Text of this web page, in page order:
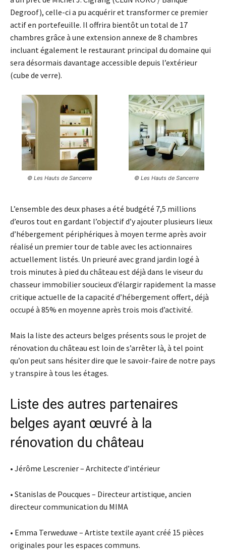
Degroof), celle-ci a pu acquérir et transformer ce premier
actif en portefeuille. Il offrira bientôt un total de 17
chambres grâce à une extension annexe de 8 chambres
incluant également le restaurant principal du domaine qui
sera désormais davantage accessible depuis l’extérieur
(cube de verre).
© Les Hauts de Sancerre © Les Hauts de Sancerre
L’ensemble des deux phases a été budgété 7,5 millions
d’euros tout en gardant l’objectif d’y ajouter plusieurs lieux
d’hébergement périphériques à moyen terme après avoir
réalisé un premier tour de table avec les actionnaires
actuellement listés. Un prieuré avec grand jardin logé à
trois minutes à pied du château est déjà dans le viseur du
chasseur immobilier soucieux d’élargir rapidement la masse
critique actuelle de la capacité d’hébergement offert, déjà
occupé à 85% en moyenne après trois mois d’activité.
Mais la liste des acteurs belges présents sous le projet de
rénovation du château est loin de s’arrêter là, à tel point
qu’on peut sans hésiter dire que le savoir-faire de notre pays
y transpire à tous les étages.
Liste des autres partenaires
belges ayant œuvré à la
rénovation du château
• Jérôme Lescrenier – Architecte d’intérieur
• Stanislas de Poucques – Directeur artistique, ancien
directeur communication du MIMA
• Emma Terweduwe – Artiste textile ayant créé 15 pièces
originales pour les espaces communs.